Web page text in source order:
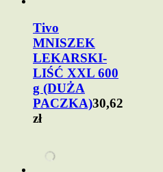
Tivo
MNISZEK
LEKARSKI-
LIŚĆ XXL 600
g (DUŻA
PACZKA)30,62
zł